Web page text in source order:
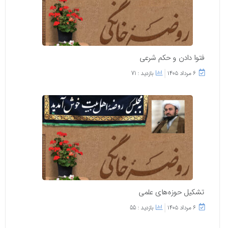
فتوا دادن و حکم شرعی
۶ مرداد ۱۴۰۵ بازدید : 71
تشکیل حوزه‌های علمی
۶ مرداد ۱۴۰۵ بازدید : 55